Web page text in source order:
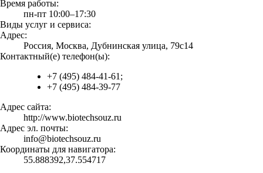
Время работы:
пн-пт 10:00–17:30
Виды услуг и сервиса:
Адрес:
Россия, Москва, Дубнинская улица, 79с14
Контактный(е) телефон(ы):
+7 (495) 484-41-61;
+7 (495) 484-39-77
Адрес сайта:
http://www.biotechsouz.ru
Адрес эл. почты:
info@biotechsouz.ru
Координаты для навигатора:
55.888392,37.554717